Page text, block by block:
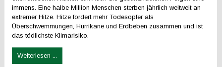
immens. Eine halbe Million Menschen sterben jährlich weltweit an
extremer Hitze. Hitze fordert mehr Todesopfer als
Überschwemmungen, Hurrikane und Erdbeben zusammen und ist
das tödlichste Klimarisiko.
Weiterlesen ...